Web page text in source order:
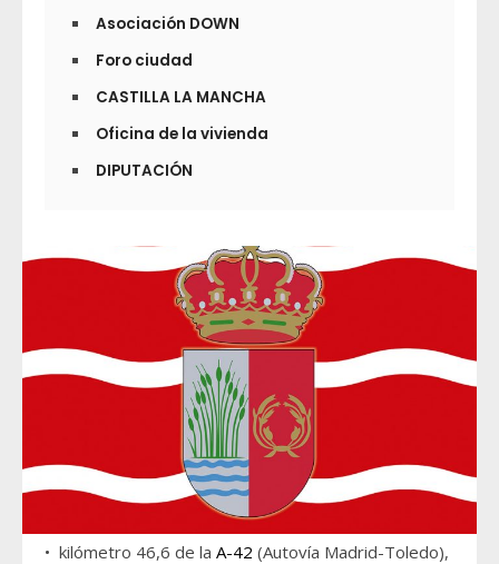
Asociación DOWN
Foro ciudad
CASTILLA LA MANCHA
Oficina de la vivienda
DIPUTACIÓN
• kilómetro 46,6 de la A-42 (Autovía Madrid-Toledo),